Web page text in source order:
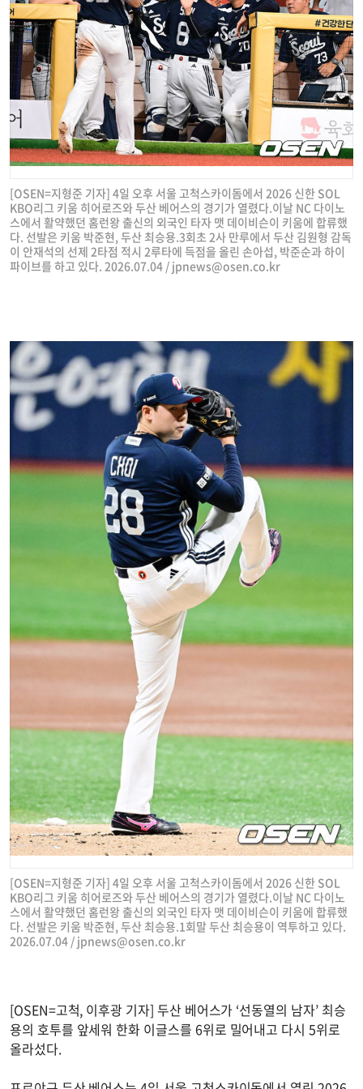
[OSEN=지형준 기자] 4일 오후 서울 고척스카이돔에서 2026 신한 SOL
KBO리그 키움 히어로즈와 두산 베어스의 경기가 열렸다.이날 NC 다이노
스에서 활약했던 홈런왕 출신의 외국인 타자 맷 데이비슨이 키움에 합류했
다. 선발은 키움 박준현, 두산 최승용.3회초 2사 만루에서 두산 김원형 감독
이 안재석의 선제 2타점 적시 2루타에 득점을 올린 손아섭, 박준순과 하이
파이브를 하고 있다. 2026.07.04 / jpnews@osen.co.kr
[OSEN=지형준 기자] 4일 오후 서울 고척스카이돔에서 2026 신한 SOL
KBO리그 키움 히어로즈와 두산 베어스의 경기가 열렸다.이날 NC 다이노
스에서 활약했던 홈런왕 출신의 외국인 타자 맷 데이비슨이 키움에 합류했
다. 선발은 키움 박준현, 두산 최승용.1회말 두산 최승용이 역투하고 있다.
2026.07.04 / jpnews@osen.co.kr
[OSEN=고척, 이후광 기자] 두산 베어스가 ‘선동열의 남자’ 최승
용의 호투를 앞세워 한화 이글스를 6위로 밀어내고 다시 5위로
올라섰다.